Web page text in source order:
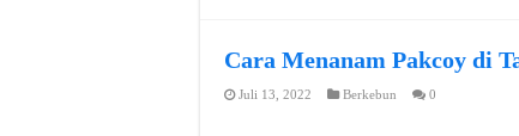
Cara Menanam Pakcoy di
Juli 13, 2022 Berkebun 0